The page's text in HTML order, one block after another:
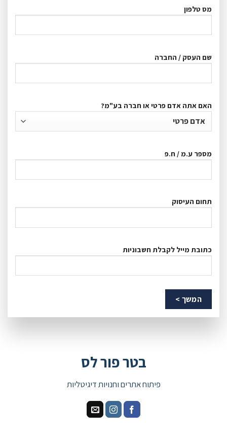
מס טלפון
שם העסק / החברה
האם אתה אדם פרטי או חברה בע"מ?
מספר ע.מ / ח.פ
תחום העיסוק
כתובת מייל לקבלת חשבוניות
בטר פור לס
פיתוח אתרים וחנויות דיגיטליות